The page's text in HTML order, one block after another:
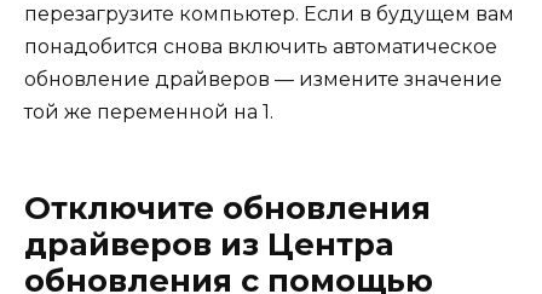
перезагрузите компьютер. Если в будущем вам
понадобится снова включить автоматическое
обновление драйверов — измените значение
той же переменной на 1.
Отключите обновления
драйверов из Центра
обновления с помощью